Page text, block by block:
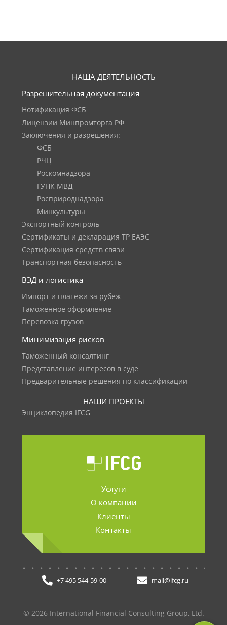
НАША ДЕЯТЕЛЬНОСТЬ
Разрешительная документация
Нотификация ФСБ
Лицензии Минпромторга РФ
Заключения и разрешения:
ФСБ
РЧЦ
Роскомнадзора
ГУНК МВД
Росприроднадзора
Минкультуры
Экспортный контроль
Сертификаты и декларация ТР ЕАЭС
Сертификация средств связи
Транспортная безопасность
ВЭД и логистика
Импорт и платежи за рубеж
Таможенное оформление
Перевозка грузов
Минимизация рисков
Таможенный консалтинг
Представление интересов в суде
Предварительные решения по классификации
НАШИ ПРОЕКТЫ
Энциклопедия IFCG
Услуги
О компании
Клиенты
Контакты
+7 495 544-59-00 mail@ifcg.ru
© 2026 International Financial Consulting Group, Ltd.